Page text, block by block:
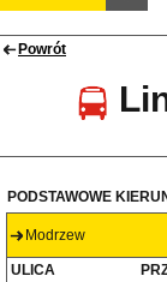
Powrót
PODSTAWOWE
Modrzew
ULICA